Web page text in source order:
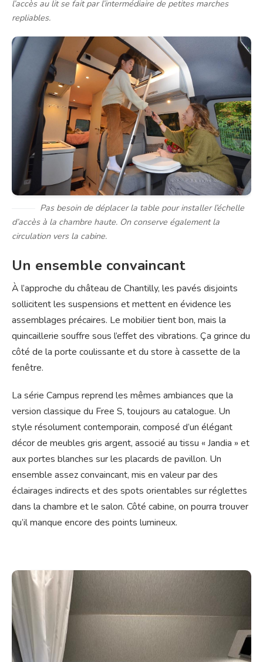
l’accès au lit se fait par l’intermédiaire de petites marches
repliables.
Pas besoin de déplacer la table pour installer l’échelle
d’accès à la chambre haute. On conserve également la
circulation vers la cabine.
Un ensemble convaincant
À l’approche du château de Chantilly, les pavés disjoints
sollicitent les suspensions et mettent en évidence les
assemblages précaires. Le mobilier tient bon, mais la
quincaillerie souffre sous l’effet des vibrations. Ça grince du
côté de la porte coulissante et du store à cassette de la
fenêtre.
La série Campus reprend les mêmes ambiances que la
version classique du Free S, toujours au catalogue. Un
style résolument contemporain, composé d’un élégant
décor de meubles gris argent, associé au tissu « Jandia » et
aux portes blanches sur les placards de pavillon. Un
ensemble assez convaincant, mis en valeur par des
éclairages indirects et des spots orientables sur réglettes
dans la chambre et le salon. Côté cabine, on pourra trouver
qu’il manque encore des points lumineux.